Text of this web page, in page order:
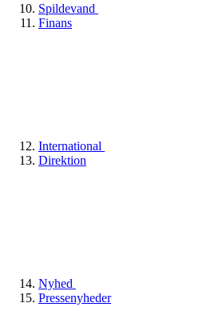
Spildevand
Finans
International
Direktion
Nyhed
Pressenyheder